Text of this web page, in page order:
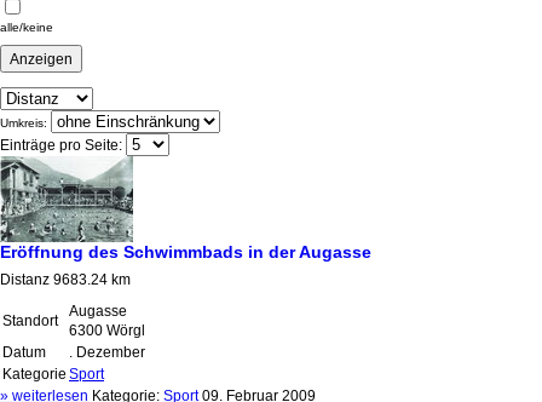
alle/keine
Umkreis:
Einträge pro Seite:
Eröffnung des Schwimmbads in der Augasse
Distanz 9683.24 km
Standort
Augasse
6300 Wörgl
Datum
. Dezember
Kategorie Sport
» weiterlesen Kategorie: Sport 09. Februar 2009